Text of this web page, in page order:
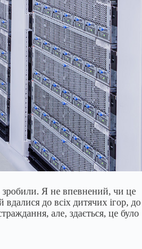
зробили. Я не впевнений, чи це
до всіх дитячих ігор, до
але, здається, це було